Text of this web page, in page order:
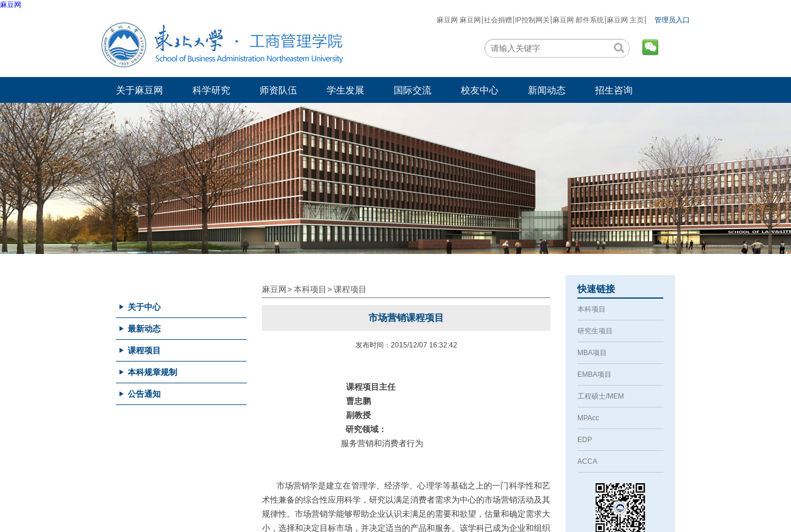
麻豆网
管理员入口
麻豆网 麻豆网 社会捐赠 IP控制网关 麻豆网 邮件系统 麻豆网 主页
关于麻豆网 科学研究 师资队伍 学生发展 国际交流 校友中心 新闻动态 招生咨询
关于中心
最新动态
课程项目
本科规章规制
公告通知
麻豆网>本科项目 >课程项目
市场营销课程项目
发布时间：2015/12/07 16:32:42
课程项目主任
曹忠鹏
副教授
研究领域：
服务营销和消费者行为
市场营销学是建立在管理学、经济学、心理学等基础之上的一门科学性和艺
术性兼备的综合性应用科学，研究以满足消费者需求为中心的市场营销活动及其
规律性。市场营销学能够帮助企业认识未满足的需要和欲望，估量和确定需求大
小，选择和决定目标市场，并决定适当的产品和服务。该学科已成为企业和组织
快速链接
本科项目
研究生项目
MBA项目
EMBA项目
工程硕士/MEM
MPAcc
EDP
ACCA